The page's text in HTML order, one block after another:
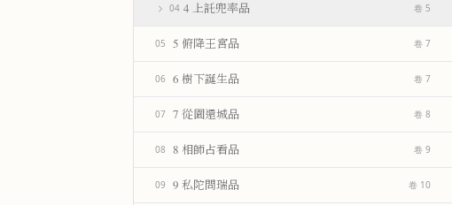
04 4 上託兜率品 卷 5
05 5 俯降王宮品 卷 7
06 6 樹下誕生品 卷 7
07 7 從園還城品 卷 8
08 8 相師占看品 卷 9
09 9 私陀問瑞品 卷 10